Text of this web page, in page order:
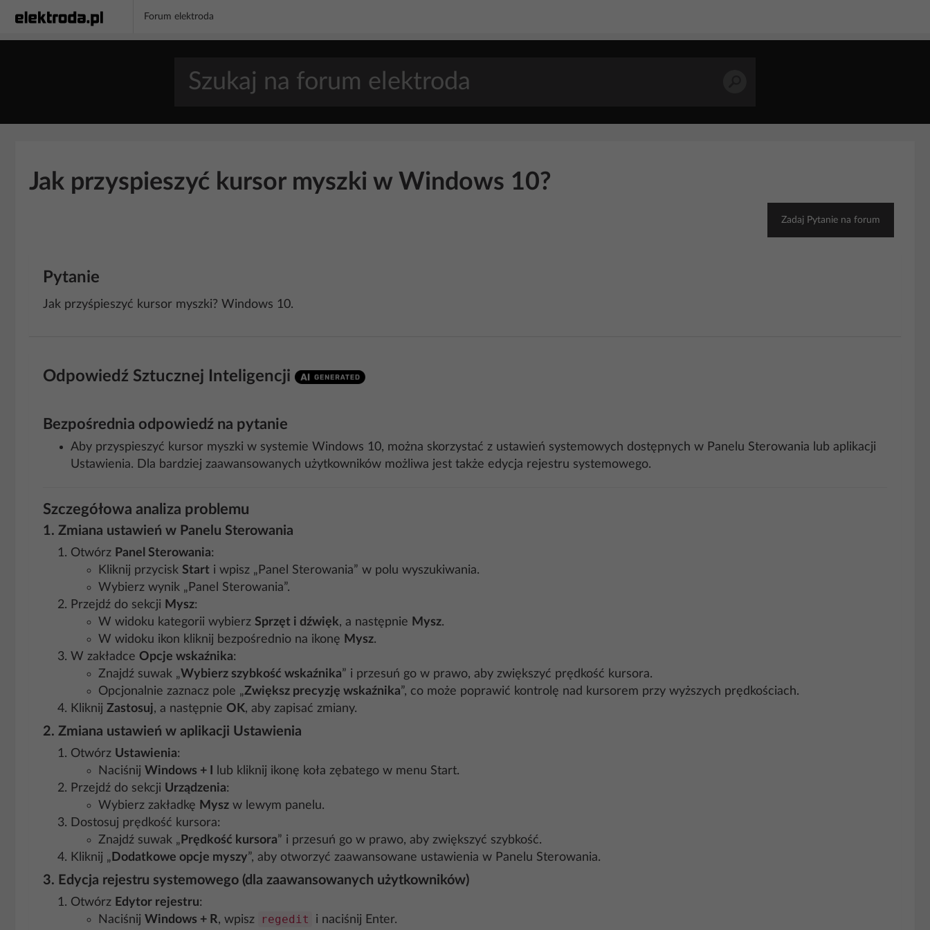
Forum elektroda
Jak przyspieszyć kursor myszki w Windows 10?
Zadaj Pytanie na forum
Pytanie
Jak przyśpieszyć kursor myszki? Windows 10.
Odpowiedź Sztucznej Inteligencji
Bezpośrednia odpowiedź na pytanie
Aby przyspieszyć kursor myszki w systemie Windows 10, można skorzystać z ustawień systemowych dostępnych w Panelu Sterowania lub aplikacji
Ustawienia. Dla bardziej zaawansowanych użytkowników możliwa jest także edycja rejestru systemowego.
Szczegółowa analiza problemu
1. Zmiana ustawień w Panelu Sterowania
Otwórz Panel Sterowania:
Kliknij przycisk Start i wpisz „Panel Sterowania” w polu wyszukiwania.
Wybierz wynik „Panel Sterowania”.
Przejdź do sekcji Mysz:
W widoku kategorii wybierz Sprzęt i dźwięk, a następnie Mysz.
W widoku ikon kliknij bezpośrednio na ikonę Mysz.
W zakładce Opcje wskaźnika:
Znajdź suwak „Wybierz szybkość wskaźnika” i przesuń go w prawo, aby zwiększyć prędkość kursora.
Opcjonalnie zaznacz pole „Zwiększ precyzję wskaźnika”, co może poprawić kontrolę nad kursorem przy wyższych prędkościach.
Kliknij Zastosuj, a następnie OK, aby zapisać zmiany.
2. Zmiana ustawień w aplikacji Ustawienia
Otwórz Ustawienia:
Naciśnij Windows + I
lub kliknij ikonę koła zębatego w menu Start.
Przejdź do sekcji Urządzenia:
Wybierz zakładkę Mysz w lewym panelu.
Dostosuj prędkość kursora:
Znajdź suwak „ Prędkość kursora” i przesuń go w prawo, aby zwiększyć szybkość.
Kliknij „ Dodatkowe opcje myszy”, aby otworzyć zaawansowane ustawienia w Panelu Sterowania.
3. Edycja rejestru systemowego (dla zaawansowanych użytkowników)
Otwórz Edytor rejestru:
Naciśnij Windows + R, wpisz regedit
i naciśnij Enter.